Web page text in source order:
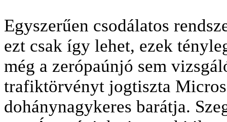
Egyszerűen csodálatos
ezt csak így lehet, ezek
még a zerópaúnjó sem
trafiktörvényt jogtiszta
dohánynagykeres barátja.